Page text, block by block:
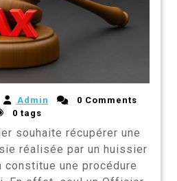
Admin
0 Comments
0 tags
souhaite récupérer une
réalisée par un huissier
constitue une procédure